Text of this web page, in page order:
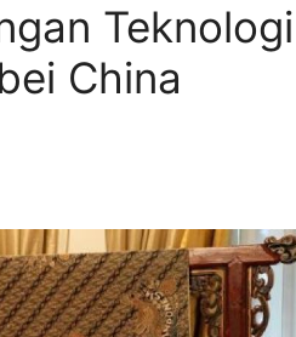
Teknologi
China